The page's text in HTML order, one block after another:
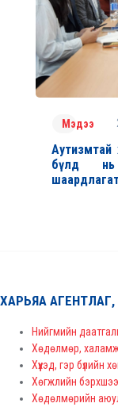
Мэдээ
Аутизмтай
бүлд нь
ХАРЬЯА
Нийгмийн
Хөдөлмөр,
Хүүхэд, гэр
Хөгжлийн
Хөдөлмөрийн